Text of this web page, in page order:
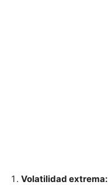
Volatilidad extrema: